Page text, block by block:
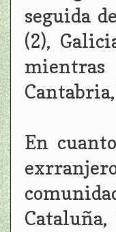
seguida
(2),
mientras
En